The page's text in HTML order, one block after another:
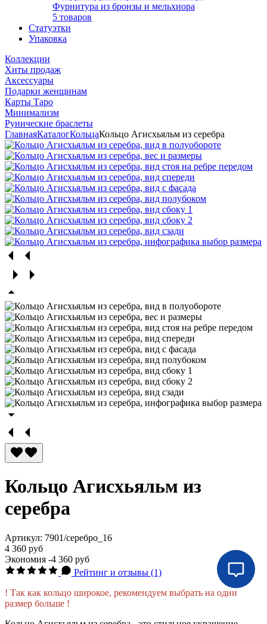
Фурнитура из бронзы и мельхиора
5 товаров
Статуэтки
Упаковка
Коллекции
Хиты продаж
Аксессуары
Подарки женщинам
Карты Таро
Минимализм
Рунические браслеты
ГлавнаяКаталогКольцаКольцо Агисхьяльм из серебра
Кольцо Агисхьяльм из
серебра
Артикул: 7901/серебро_16
4 360 руб
Экономия -4 360 руб
Рейтинг и отзывы (1)
! Так как кольцо широкое, рекомендуем выбрать на один
размер больше !